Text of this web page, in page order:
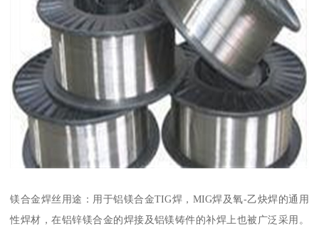
镁合金焊丝用途：用于铝镁合金TIG焊，MIG焊及氧-乙炔焊的通用
性焊材，在铝锌镁合金的焊接及铝镁铸件的补焊上也被广泛采用。